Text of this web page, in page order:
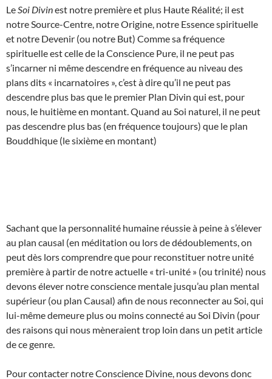
Le Soi Divinest notre première et plus Haute Réalité; il est
notre Source-Centre, notre Origine, notre Essence spirituelle
et notre Devenir (ou notre But) Comme sa fréquence
spirituelle est celle de la Conscience Pure, il ne peut pas
s’incarner ni même descendre en fréquence au niveau des
plans dits « incarnatoires », c’est à dire qu’il ne peut pas
descendre plus bas que le premier Plan Divin qui est, pour
nous, le huitième en montant. Quand au Soi naturel, il ne peut
pas descendre plus bas (en fréquence toujours) que le plan
Bouddhique (le sixième en montant)
Sachant que la personnalité humaine réussie à peine à s’élever
au plan causal (en méditation ou lors de dédoublements, on
peut dès lors comprendre que pour reconstituer notre unité
première à partir de notre actuelle « tri-unité » (ou trinité) nous
devons élever notre conscience mentale jusqu’au plan mental
supérieur (ou plan Causal) afin de nous reconnecter au Soi, qui
lui-même demeure plus ou moins connecté au Soi Divin (pour
des raisons qui nous mèneraient trop loin dans un petit article
de ce genre.
Pour contacter notre Conscience Divine, nous devons donc